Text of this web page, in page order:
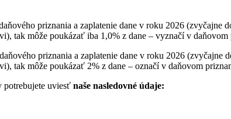
priznania a zaplatenie dane v roku 2026 (zvyčajne
tak môže poukázať iba 1,0% z dane – vyznačí v daňovom
priznania a zaplatenie dane v roku 2026 (zvyčajne
tak môže poukázať 2% z dane – označí v daňovom
potrebujete uviesť naše nasledovné údaje: